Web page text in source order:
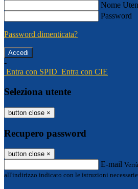
Nome
Password
Password dimenticata?
-
Entra con SPID Entra con CIE
Seleziona utente
button close ×
Recupero password
button close ×
E-mail
all'indirizzo indicato con le istruzioni